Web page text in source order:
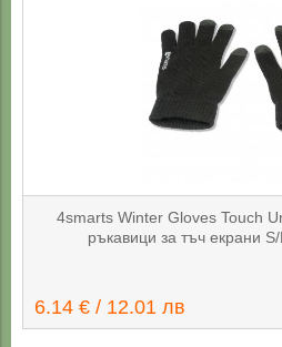
4smarts Winter Gloves Touch
ръкавици за тъч екрани
6.14 € / 12.01 лв